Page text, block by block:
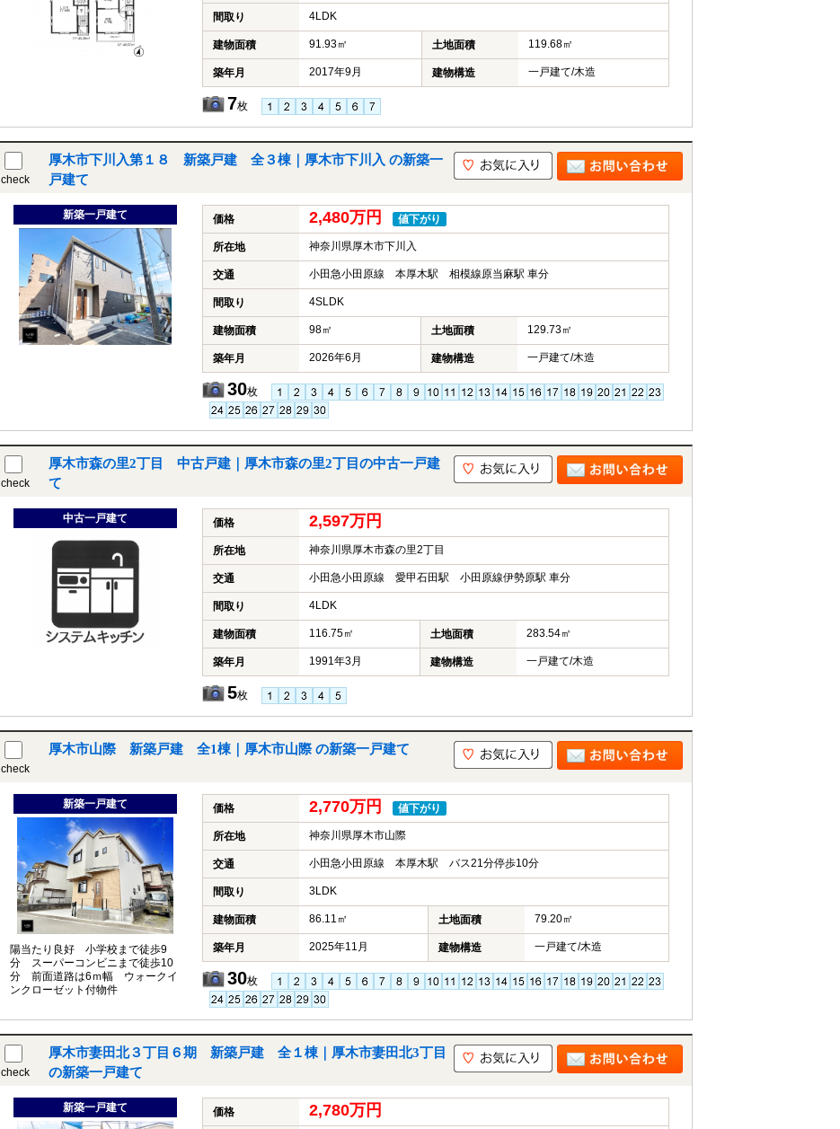
間取り 4LDK
建物面積 91.93㎡ 土地面積 119.68㎡
築年月 2017年9月 建物構造 一戸建て/木造
7枚
check
厚木市下川入第１８ 新築戸建 全３棟｜厚木市下川入 の新築一
戸建て
新築一戸建て 価格 2,480万円 値下がり
所在地 神奈川県厚木市下川入
交通 小田急小田原線 本厚木駅 相模線原当麻駅 車分
間取り 4SLDK
建物面積 98㎡ 土地面積 129.73㎡
築年月 2026年6月 建物構造 一戸建て/木造
30枚
check
厚木市森の里2丁目 中古戸建｜厚木市森の里2丁目の中古一戸建
て
中古一戸建て 価格 2,597万円
所在地 神奈川県厚木市森の里2丁目
交通 小田急小田原線 愛甲石田駅 小田原線伊勢原駅 車分
間取り 4LDK
建物面積 116.75㎡ 土地面積 283.54㎡
築年月 1991年3月 建物構造 一戸建て/木造
5枚
check
厚木市山際 新築戸建 全1棟｜厚木市山際 の新築一戸建て
新築一戸建て
陽当たり良好 小学校まで徒歩9
分 スーパーコンビニまで徒歩10
分 前面道路は6ｍ幅 ウォークイ
ンクローゼット付物件
価格 2,770万円 値下がり
所在地 神奈川県厚木市山際
交通 小田急小田原線 本厚木駅 バス21分停歩10分
間取り 3LDK
建物面積 86.11㎡ 土地面積 79.20㎡
築年月 2025年11月 建物構造 一戸建て/木造
30枚
check
厚木市妻田北３丁目６期 新築戸建 全１棟｜厚木市妻田北3丁目
の新築一戸建て
新築一戸建て 価格 2,780万円